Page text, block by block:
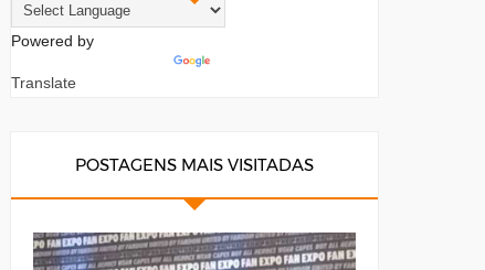
Powered by
Translate
POSTAGENS MAIS VISITADAS